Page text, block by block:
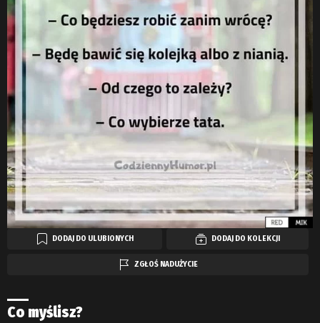
DODAJ DO ULUBIONYCH DODAJ DO KOLEKCJI
ZGŁOŚ NADUŻYCIE
Co myślisz?